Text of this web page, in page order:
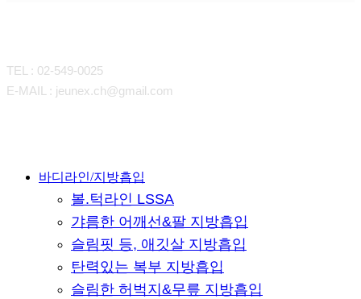
TEL : 02-549-0025
E-MAIL : jeunex.ch@gmail.com
Close 바디라인/지방흡입
볼.턱라인 LSSA
갸름한 어깨선&팔 지방흡입
슬림핏 등, 애깃살 지방흡입
탄력있는 복부 지방흡입
슬림한 허벅지&무릎 지방흡입